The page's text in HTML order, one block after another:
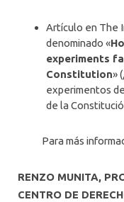
Artículo en The
denominado «
experiments
Constitution»
experimentos
de la
Para más
RENZO MUNITA,
CENTRO DE